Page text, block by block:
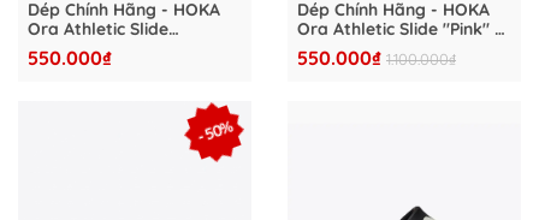
Dép Chính Hãng - HOKA
Ora Athletic Slide
"Black/Blue" - HKA4827-
16
550.000₫
Dép Chính Hãng - HOKA
Ora Athletic Slide "Pink" -
HKA4827-15
550.000₫ 1.100.000₫
- 50%